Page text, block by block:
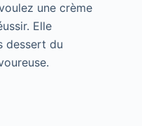
une crème
Elle
dessert du